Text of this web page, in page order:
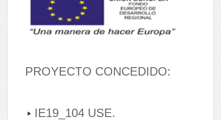
PROYECTO CONCEDIDO:
IE19_104 USE.